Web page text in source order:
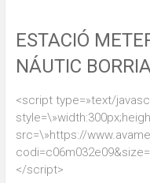
ESTACIÓ
NÁUTIC
<script type=»text/
src=\»https://
</script>